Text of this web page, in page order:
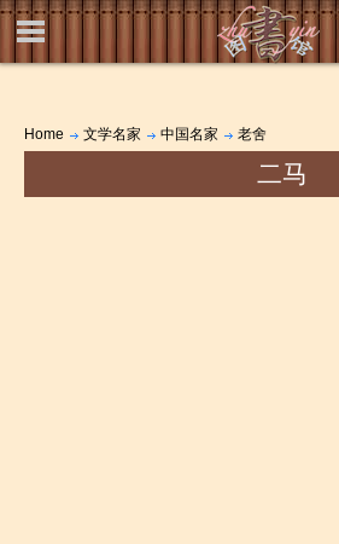
Home 文学名家 中国名家 老舍
二马